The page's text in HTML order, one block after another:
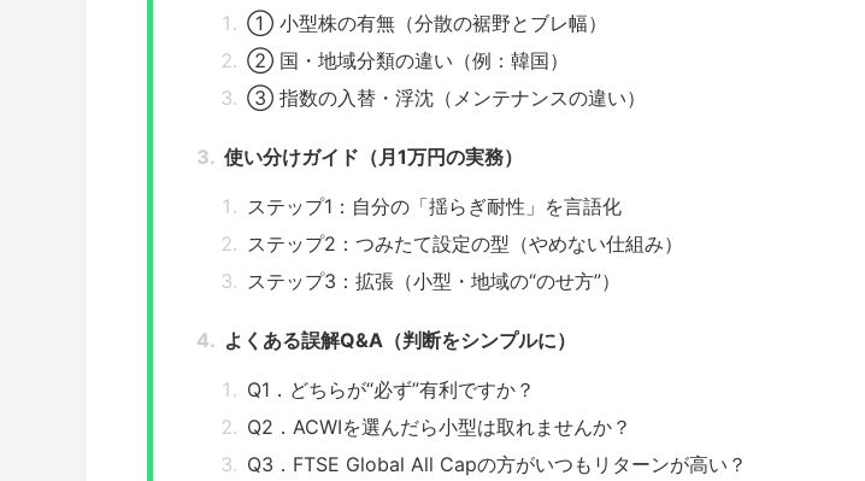
① 小型株の有無（分散の裾野とブレ幅）
② 国・地域分類の違い（例：韓国）
③ 指数の入替・浮沈（メンテナンスの違い）
使い分けガイド（月1万円の実務）
ステップ1：自分の「揺らぎ耐性」を言語化
ステップ2：つみたて設定の型（やめない仕組み）
ステップ3：拡張（小型・地域の“のせ方”）
よくある誤解Q&A（判断をシンプルに）
Q1．どちらが“必ず”有利ですか？
Q2．ACWIを選んだら小型は取れませんか？
Q3．FTSE Global All Capの方がいつもリターンが高い？